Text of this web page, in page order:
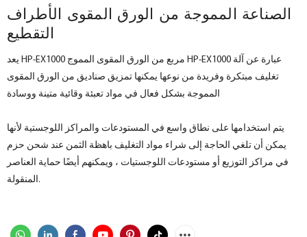
الصناعة المموجة من الورق المقوى الأطراف
التقطيع
يعد HP-EX1000 مربع من الورق المقوى المموج HP-EX1000 عبارة عن آلة
تغليف مبتكرة وفريدة من نوعها يمكنها تمزيق صناديق من الورق المقوى
يتم استخدامها على نطاق واسع في المستودعات والمراكز اللوجستية لأنها
يمكن أن تلغي الحاجة إلى شراء مواد التغليف باهظة الثمن عند شحن حزم
في مراكز التوزيع أو مستودعات اللوجستيات ، ويمكنهم أيضًا حماية العناصر
المنقولة.